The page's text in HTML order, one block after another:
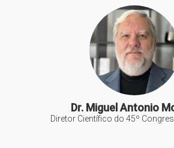
Dr. Miguel Antonio
Diretor Científico do 45º